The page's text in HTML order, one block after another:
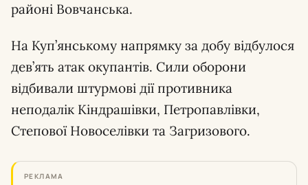
районі Вовчанська.
На Куп’янському напрямку за добу відбулося
дев’ять атак окупантів. Сили оборони
відбивали штурмові дії противника
неподалік Кіндрашівки, Петропавлівки,
Степової Новоселівки та Загризового.
РЕКЛАМА